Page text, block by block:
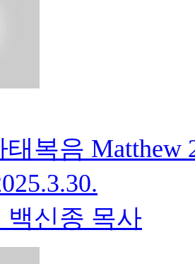
복음 Matthew
백신종 목사